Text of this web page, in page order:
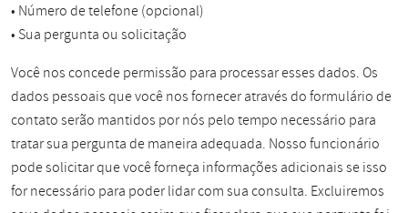
• Número de telefone (opcional)
• Sua pergunta ou solicitação
Você nos concede permissão para processar esses dados. Os
dados pessoais que você nos fornecer através do formulário de
contato serão mantidos por nós pelo tempo necessário para
tratar sua pergunta de maneira adequada. Nosso funcionário
pode solicitar que você forneça informações adicionais se isso
for necessário para poder lidar com sua consulta. Excluiremos